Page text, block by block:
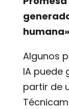
humana»
Algunos
IA puede
partir de